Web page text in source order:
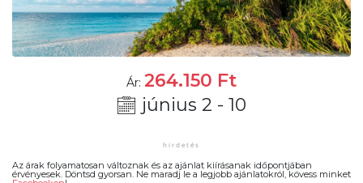
Ár: 264.150 Ft
június 2 - 10
Az árak folyamatosan változnak és az ajánlat kiírásanak időpontjában
érvényesek. Döntsd gyorsan. Ne maradj le a legjobb ajánlatokról, kövess minket